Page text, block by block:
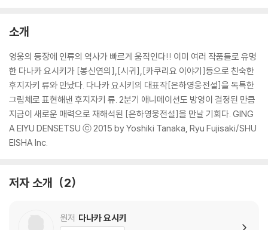
소개
영웅의 등장에 인류의 역사가 빠르게 움직인다!! 이미 여러 작품들로 유명
한 다나카 요시키가 [봉신연의],[시귀],[카쿠리요 이야기]등으로 친숙한
후지자키 류와 만났다. 다나카 요시키의 대표작[은하영웅전설]을 독특한
그림체로 표현해낸 후지자키 류. 2분기 애니메이션도 방영이 결정된 만큼
지금이 새로운 매력으로 재해석된 [은하영웅전설]을 만날 기회다. GING
A EIYU DENSETSU ⓒ 2015 by Yoshiki Tanaka, Ryu Fujisaki/SHU
EISHA Inc.
저자 소개 2
원저 다나카 요시키